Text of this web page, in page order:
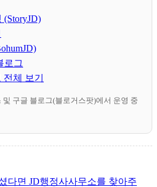
(StoryJD)
로그
체 보기
구글 블로그(블로거스팟)에서 운영 중
다면 JD행정사사무소를 찾아주